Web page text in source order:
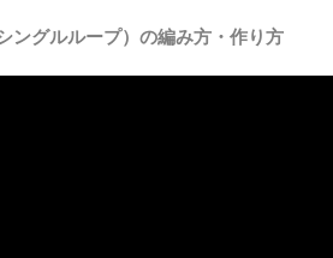
ングルループ）の編み方・作り方